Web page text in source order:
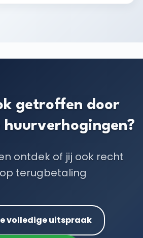
getroffen door
huurverhogingen?
ontdek of jij ook recht
terugbetaling
volledige uitspraak